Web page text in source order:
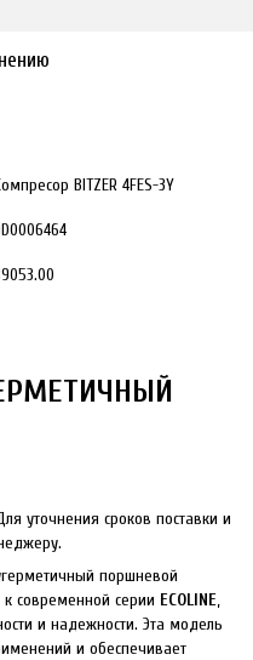
BITZER 4FES-3Y
уточнения сроков поставки и
поршневой
к современной серии ECOLINE,
и надежности. Эта модель
и обеспечивает